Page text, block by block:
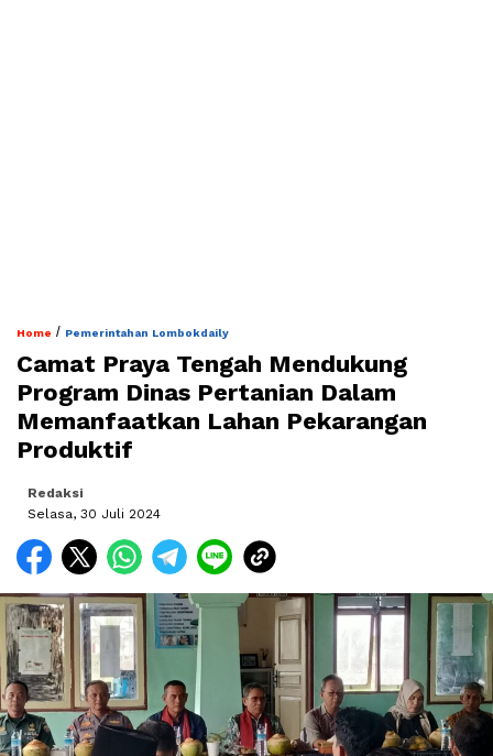
Home / Pemerintahan Lombokdaily
Camat Praya Tengah Mendukung
Program Dinas Pertanian Dalam
Memanfaatkan Lahan Pekarangan
Produktif
Redaksi
Selasa, 30 Juli 2024